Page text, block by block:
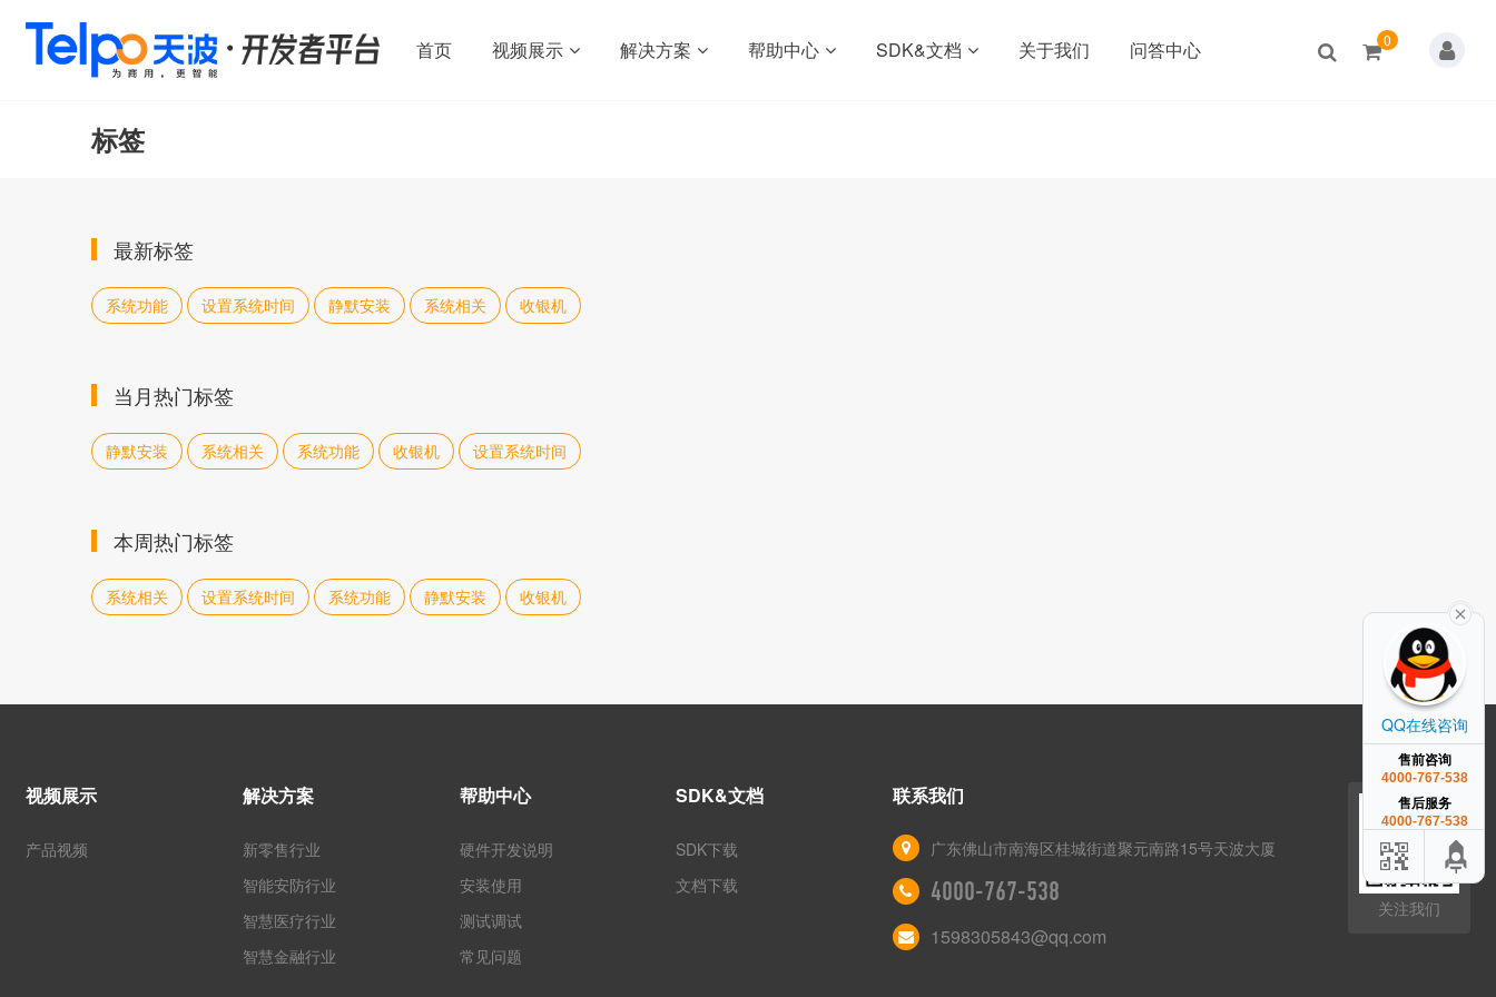
首页 视频展示 解决方案 帮助中心 SDK&文档 关于我们 问答中心 0
标签
最新标签
系统功能 设置系统时间 静默安装 系统相关 收银机
当月热门标签
静默安装 系统相关 系统功能 收银机 设置系统时间
本周热门标签
系统相关 设置系统时间 系统功能 静默安装 收银机
视频展示
产品视频
解决方案
新零售行业
智能安防行业
智慧医疗行业
智慧金融行业
帮助中心
硬件开发说明
安装使用
测试调试
常见问题
SDK&文档
SDK下载
文档下载
联系我们
广东佛山市南海区桂城街道聚元南路15号天波大厦
4000-767-538
1598305843@qq.com
关注我们
QQ在线咨询
售前咨询
4000-767-538
售后服务
4000-767-538